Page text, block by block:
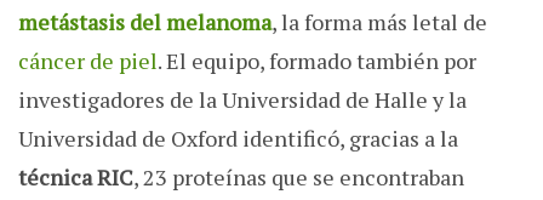
metástasis del melanoma, la forma más letal de
cáncer de piel. El equipo, formado también por
investigadores de la Universidad de Halle y la
Universidad de Oxford identificó, gracias a la
técnica RIC, 23 proteínas que se encontraban